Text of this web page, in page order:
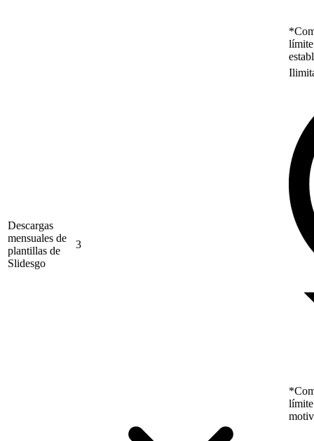
Descargas
mensuales de
plantillas de
Slidesgo
3
límite